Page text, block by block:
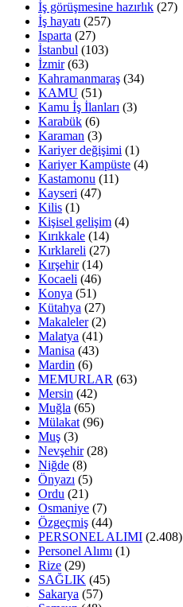
İş görüşmesine hazırlık (27)
İş hayatı (257)
Isparta (27)
İstanbul (103)
İzmir(63)
Kahramanmaraş (34)
KAMU (51)
Kamu İş İlanları (3)
Karabük (6)
Karaman (3)
Kariyer değişimi (1)
Kariyer Kampüste (4)
Kastamonu (11)
Kayseri (47)
Kilis (1)
Kişisel gelişim (4)
Kırıkkale (14)
Kırklareli (27)
Kırşehir(14)
Kocaeli (46)
Konya (51)
Kütahya (27)
Makaleler(2)
Malatya (41)
Manisa (43)
Mardin (6)
MEMURLAR (63)
Mersin (42)
Muğla (65)
Mülakat (96)
Muş (3)
Nevşehir(28)
Niğde (8)
Önyazı (5)
Ordu (21)
Osmaniye (7)
Özgeçmiş (44)
PERSONEL ALIMI (2.408)
Personel Alımı (1)
Rize (29)
SAĞLIK (45)
Sakarya (57)